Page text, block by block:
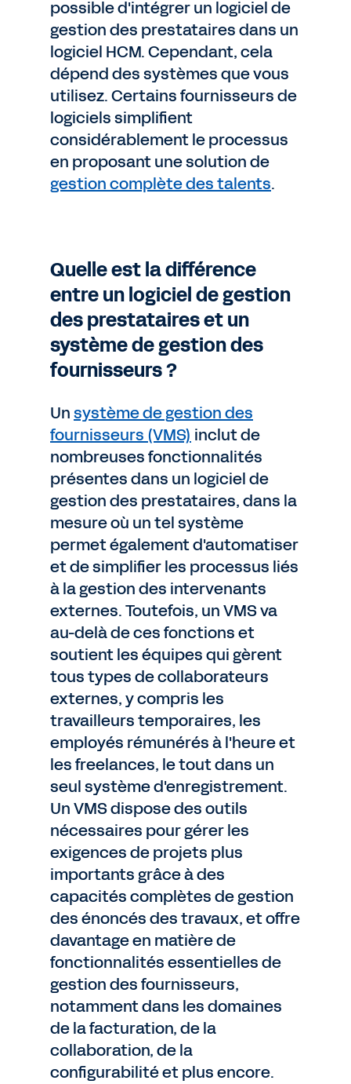
possible d'intégrer un logiciel de
gestion des prestataires dans un
logiciel HCM. Cependant, cela
dépend des systèmes que vous
utilisez. Certains fournisseurs de
logiciels simplifient
considérablement le processus
en proposant une solution de
gestion complète des talents.
Quelle est la différence
entre un logiciel de gestion
des prestataires et un
système de gestion des
fournisseurs ?
Unsystème de gestion des
fournisseurs (VMS) inclut de
nombreuses fonctionnalités
présentes dans un logiciel de
gestion des prestataires, dans la
mesure où un tel système
permet également d'automatiser
et de simplifier les processus liés
à la gestion des intervenants
externes. Toutefois, un VMS va
au-delà de ces fonctions et
soutient les équipes qui gèrent
tous types de collaborateurs
externes, y compris les
travailleurs temporaires, les
employés rémunérés à l'heure et
les freelances, le tout dans un
seul système d'enregistrement.
Un VMS dispose des outils
nécessaires pour gérer les
exigences de projets plus
importants grâce à des
capacités complètes de gestion
des énoncés des travaux, et offre
davantage en matière de
fonctionnalités essentielles de
gestion des fournisseurs,
notamment dans les domaines
de la facturation, de la
collaboration, de la
configurabilité et plus encore.